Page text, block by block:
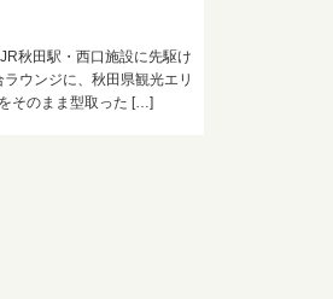
秋田駅・西口施設に先駆け
ウンジに、秋田県観光エリ
そのまま型取った […]